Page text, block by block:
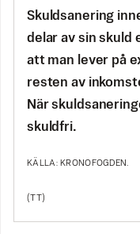
Skuldsanering
delar av sin skuld
att man lever på
resten av
När
skuldfri.
KÄLLA: KRONOFOGDEN.
(TT)